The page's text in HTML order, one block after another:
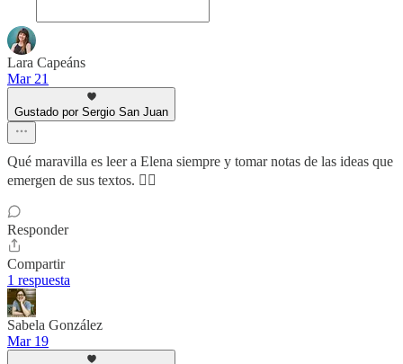
Lara Capeáns
Mar 21
Gustado por Sergio San Juan
Qué maravilla es leer a Elena siempre y tomar notas de las ideas que
emergen de sus textos. ✍🏼
Responder
Compartir
1 respuesta
Sabela González
Mar 19